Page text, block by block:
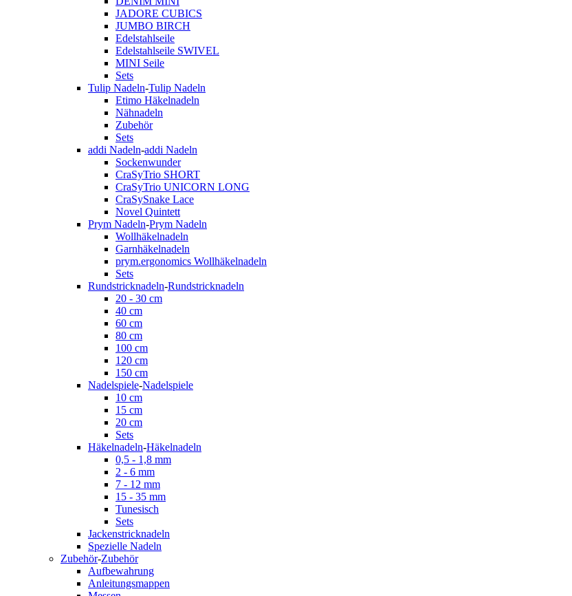
JADORE CUBICS
JUMBO BIRCH
Edelstahlseile
Edelstahlseile SWIVEL
MINI Seile
Sets
Tulip Nadeln-Tulip Nadeln
Etimo Häkelnadeln
Nähnadeln
Zubehör
Sets
addi Nadeln-addi Nadeln
Sockenwunder
CraSyTrio SHORT
CraSyTrio UNICORN LONG
CraSySnake Lace
Novel Quintett
Prym Nadeln-Prym Nadeln
Wollhäkelnadeln
Garnhäkelnadeln
prym.ergonomics Wollhäkelnadeln
Sets
Rundstricknadeln-Rundstricknadeln
20 - 30 cm
40 cm
60 cm
80 cm
100 cm
120 cm
150 cm
Nadelspiele-Nadelspiele
10 cm
15 cm
20 cm
Sets
Häkelnadeln-Häkelnadeln
0,5 - 1,8 mm
2 - 6 mm
7 - 12 mm
15 - 35 mm
Tunesisch
Sets
Jackenstricknadeln
Spezielle Nadeln
Zubehör-Zubehör
Aufbewahrung
Anleitungsmappen